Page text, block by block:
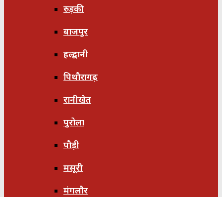
रुड़की
बाजपुर
हल्द्वानी
पिथौरागढ़
रानीखेत
पुरोला
पौड़ी
मसूरी
मंगलौर